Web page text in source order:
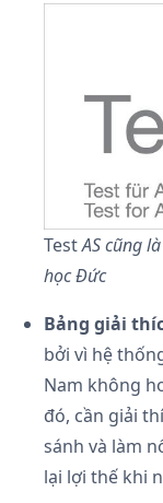
TestAS cũng
học Đức
Bảng giải
bởi vì hệ
Nam không
đó, cần giải
sánh và làm
lại lợi thế khi